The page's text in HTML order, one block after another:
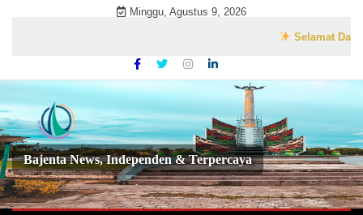
Minggu, Agustus 9, 2026
Selamat Datang
Bajenta News, Independen & Terpercaya